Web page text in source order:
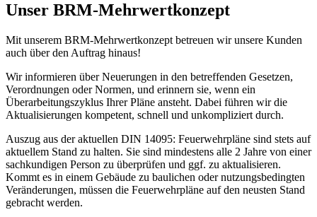
Unser BRM-Mehrwertkonzept
Mit unserem BRM-Mehrwertkonzept betreuen wir unsere Kunden
auch über den Auftrag hinaus!
Wir informieren über Neuerungen in den betreffenden Ge­setzen,
Verordnungen oder Normen, und erinnern sie, wenn ein
Überarbeitungszyklus Ihrer Pläne ansteht. Dabei führen wir die
Aktualisierungen kompetent, schnell und un­kom­pliziert durch.
Auszug aus der aktuellen DIN 14095: Feuerwehrpläne sind stets auf
aktuellem Stand zu halten. Sie sind mindestens alle 2 Jahre von einer
sachkundigen Person zu überprüfen und ggf. zu aktualisieren.
Kommt es in einem Gebäude zu baulichen oder nutzungsbedingten
Veränderungen, müssen die Feuerwehrpläne auf den neusten Stand
gebracht werden.